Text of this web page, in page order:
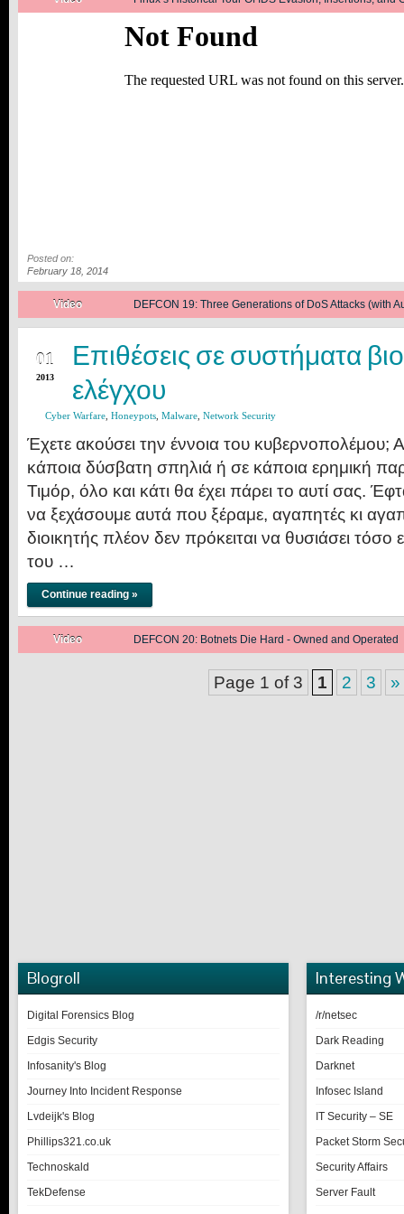
Posted on:
February 18, 2014
Video DEFCON 19: Three Generations of DoS Attacks (with
Posted on:
October 1, 2013
01
2013
Επιθέσεις σε συστήματα
ελέγχου
Cyber Warfare Honeypots Malware Network Security
Έχετε ακούσει την έννοια του κυβερνοπολέμου;
κάποια δύσβατη σπηλιά ή σε κάποια ερημική
Τιμόρ, όλο και κάτι θα έχει πάρει το αυτί σας.
να ξεχάσουμε αυτά που ξέραμε, αγαπητές κι
διοικητής πλέον δεν πρόκειται να θυσιάσει τόσο
του …
Continue reading »
Video DEFCON 20: Botnets Die Hard - Owned and Operated
Posted on:
June 22, 2013
Page 1 of 3 1 2 3 »
Blogroll
Digital Forensics Blog
Edgis Security
Infosanity's Blog
Journey Into Incident Response
Lvdeijk's Blog
Phillips321.co.uk
Technoskald
TekDefense
Interesting
/r/netsec
Dark Reading
Darknet
Infosec Island
IT Security – SE
Packet Storm
Security Affairs
Server Fault